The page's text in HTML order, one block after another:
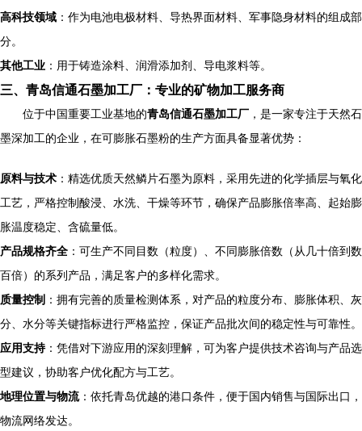
高科技领域 ：作为电池电极材料、导热界面材料、军事隐身材料的组成部
分。
其他工业 ：用于铸造涂料、润滑添加剂、导电浆料等。
三、青岛信通石墨加工厂：专业的矿物加工服务商
位于中国重要工业基地的青岛信通石墨加工厂 ，是一家专注于天然石
墨深加工的企业，在可膨胀石墨粉的生产方面具备显著优势：
原料与技术 ：精选优质天然鳞片石墨为原料，采用先进的化学插层与氧化
工艺，严格控制酸浸、水洗、干燥等环节，确保产品膨胀倍率高、起始膨
胀温度稳定、含硫量低。
产品规格齐全 ：可生产不同目数（粒度）、不同膨胀倍数（从几十倍到数
百倍）的系列产品，满足客户的多样化需求。
质量控制 ：拥有完善的质量检测体系，对产品的粒度分布、膨胀体积、灰
分、水分等关键指标进行严格监控，保证产品批次间的稳定性与可靠性。
应用支持：凭借对下游应用的深刻理解，可为客户提供技术咨询与产品选
型建议，协助客户优化配方与工艺。
地理位置与物流：依托青岛优越的港口条件，便于国内销售与国际出口，
物流网络发达。